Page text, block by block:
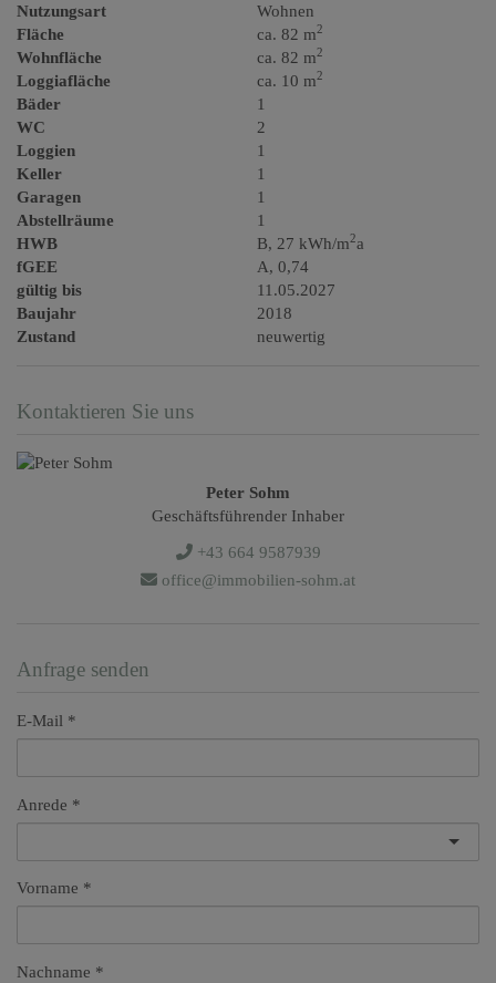
Nutzungsart
Wohnen
Fläche
ca. 82 m2
Wohnfläche ca. 82 m2
Loggiafläche ca. 10 m2
Bäder
1
WC
2
Loggien
1
Keller
1
Garagen
1
Abstellräume
1
HWB
B, 27 kWh/m2a
fGEE
A, 0,74
gültig bis
11.05.2027
Baujahr
2018
Zustand
neuwertig
Kontaktieren Sie uns
Peter Sohm
Geschäftsführender Inhaber
+43 664 9587939
office@immobilien-sohm.at
Anfrage senden
E-Mail
Anrede
Vorname
Nachname